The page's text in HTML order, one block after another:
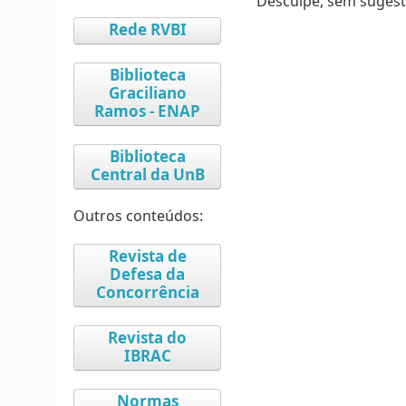
Rede RVBI
Biblioteca
Graciliano
Ramos - ENAP
Biblioteca
Central da UnB
Outros conteúdos:
Revista de
Defesa da
Concorrência
Revista do
IBRAC